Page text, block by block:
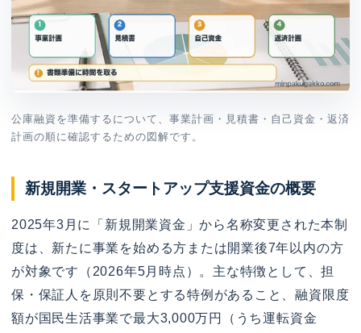
公庫融資を準備するについて、事業計画・見積書・自己資金・返済
計画の順に確認するための図解です。
新規開業・スタートアップ支援資金の概要
2025年3月に「新規開業資金」から名称変更された本制
度は、新たに事業を始める方または開業後7年以内の方
が対象です（2026年5月時点）。主な特徴として、担
保・保証人を原則不要とする特例があること、融資限度
額が国民生活事業で最大3,000万円（うち運転資金